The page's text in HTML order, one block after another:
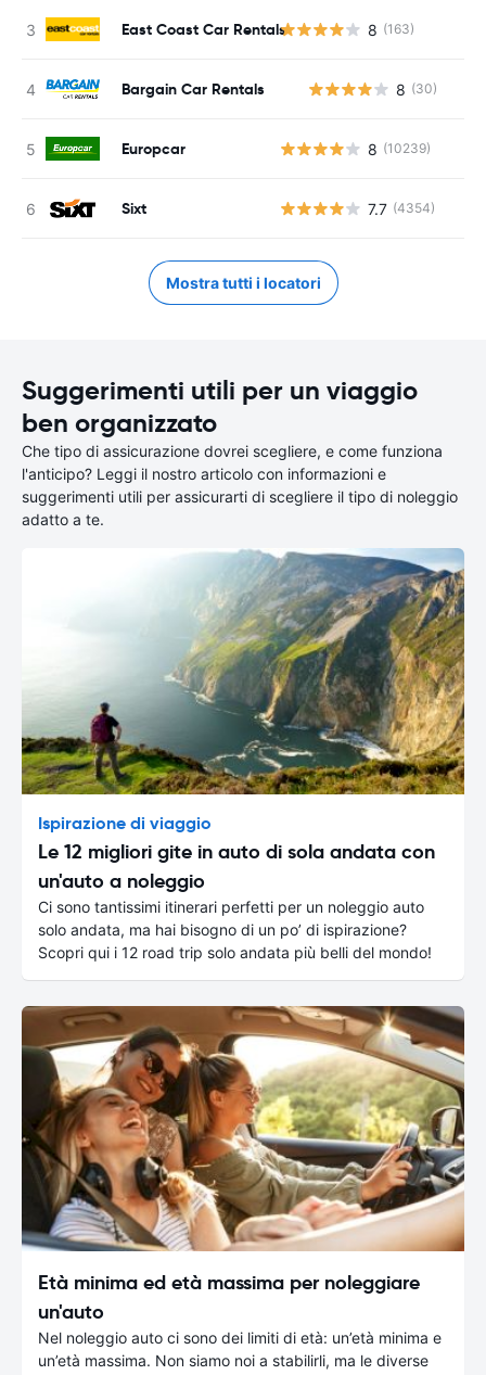
East Coast Car Rentals 8 (163)
Bargain Car Rentals 8 (30)
Europcar 8 (10239)
Sixt 7.7 (4354)
Mostra tutti i locatori
Suggerimenti utili per un viaggio
ben organizzato
Che tipo di assicurazione dovrei scegliere, e come funziona
l'anticipo? Leggi il nostro articolo con informazioni e
suggerimenti utili per assicurarti di scegliere il tipo di noleggio
adatto a te.
Ispirazione di viaggio
Le 12 migliori gite in auto di sola andata con
un'auto a noleggio
Ci sono tantissimi itinerari perfetti per un noleggio auto
solo andata, ma hai bisogno di un po’ di ispirazione?
Scopri qui i 12 road trip solo andata più belli del mondo!
Età minima ed età massima per noleggiare
un'auto
Nel noleggio auto ci sono dei limiti di età: un’età minima e
un’età massima. Non siamo noi a stabilirli, ma le diverse